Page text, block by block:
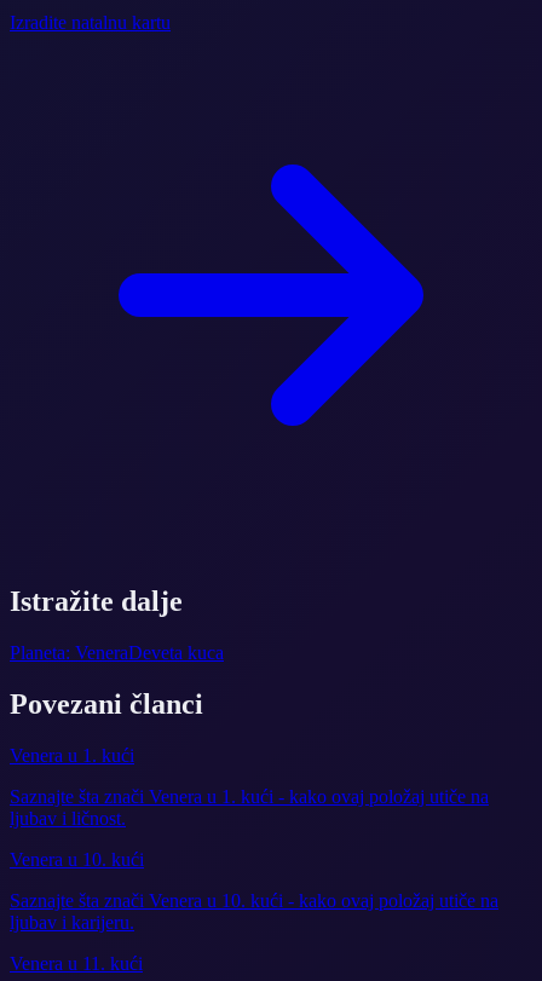
Izradite natalnu kartu
Istražite dalje
Planeta: VeneraDeveta kuca
Povezani članci
Venera u 1. kući
Saznajte šta znači Venera u 1. kući - kako ovaj položaj utiče na
ljubav i ličnost.
Venera u 10. kući
Saznajte šta znači Venera u 10. kući - kako ovaj položaj utiče na
ljubav i karijeru.
Venera u 11. kući